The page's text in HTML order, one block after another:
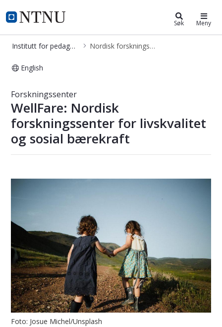
NTNU Hjemmeside
Institutt for pedagogikk ogSøk Meny
Institutt for pedagogikk og livslang læring Nordisk forskningssenter for livskvalitet og sosial bærekraft (WellFare)
English
Forskningssenter
WellFare: Nordisk
forskningssenter for livskvalitet
og sosial bærekraft
Foto: Josue Michel/Unsplash